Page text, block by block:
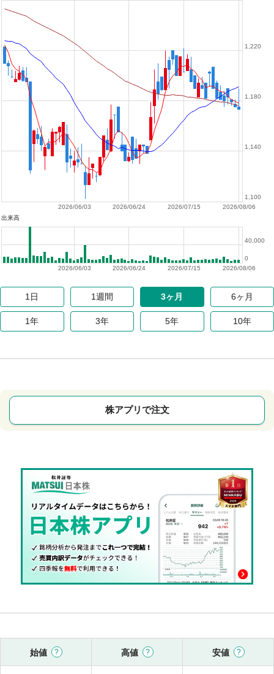
2026/08/06
2026/07/15
2026/06/24
2026/06/03
1,100
1,140
1,180
1,220
出来高
2026/08/06
2026/07/15
2026/06/24
2026/06/03
0
40,000
1日 1週間 3ヶ月 6ヶ月
1年 3年 5年 10年
株アプリで注文
始値 高値 安値